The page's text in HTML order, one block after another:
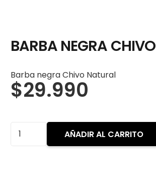
BARBA NEGRA CHIVO
Barba negra Chivo Natural
$29.990
BARBA
AÑADIR AL CARRITO